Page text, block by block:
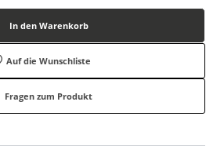
In den Warenkorb
Auf die Wunschliste
Fragen zum Produkt